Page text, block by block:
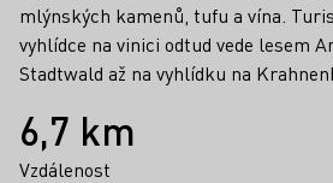
mlýnských kamenů, tufu a vína.
vyhlídce na vinici odtud vede lesem
Stadtwald až na vyhlídku na
Fakta
6,7 km
Vzdálenost